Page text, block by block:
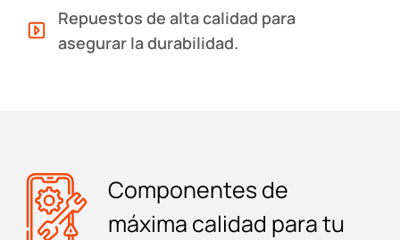
Repuestos de alta calidad para
asegurar la durabilidad.
Componentes de
máxima calidad para tu